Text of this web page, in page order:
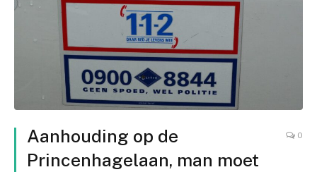
Aanhouding op de
Princenhagelaan, man moet
0